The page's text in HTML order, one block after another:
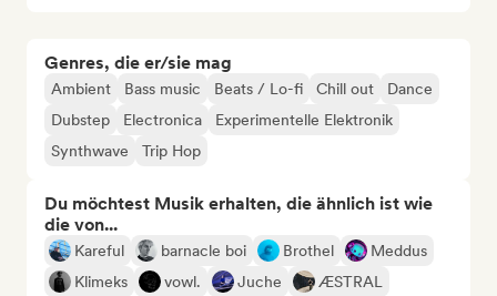
Genres, die er/sie mag
Ambient Bass music Beats / Lo-fi Chill out
Dance
Dubstep
Electronica
Experimentelle Elektronik
Synthwave
Trip Hop
Du möchtest Musik erhalten, die ähnlich ist wie
die von...
Kareful barnacle boi Brothel
Meddus
Klimeks
vowl. Juche
ÆSTRAL